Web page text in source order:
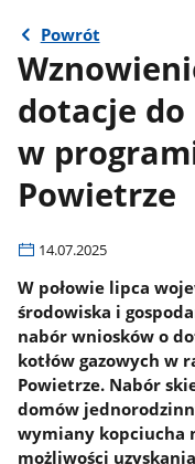
Powrót
dotacje do
w
Powietrze
14.07.2025
W połowie lipca
środowiska i
nabór wniosków o
kotłów gazowych w
Powietrze. Nabór
domów
wymiany kopciucha
możliwości